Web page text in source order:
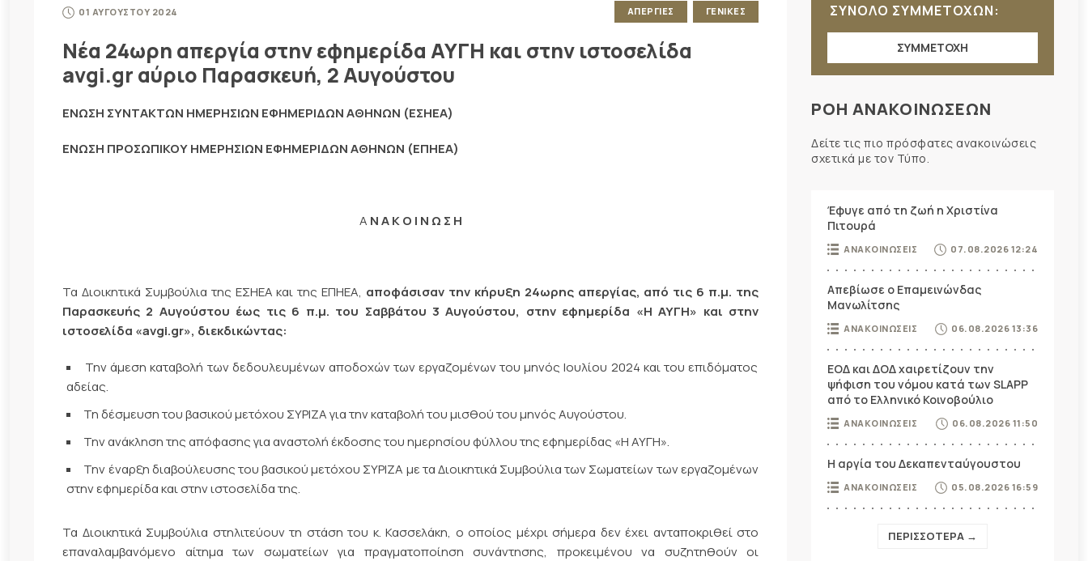
01 ΑΥΓΟΥΣΤΟΥ 2024 ΑΠΕΡΓΙΕΣ ΓΕΝΙΚΕΣ
Νέα 24ωρη απεργία στην εφημερίδα ΑΥΓΗ και στην ιστοσελίδα
avgi.gr αύριο Παρασκευή, 2 Αυγούστου
ΕΝΩΣΗ ΣΥΝΤΑΚΤΩΝ ΗΜΕΡΗΣΙΩΝ ΕΦΗΜΕΡΙΔΩΝ ΑΘΗΝΩΝ (ΕΣΗΕΑ)
ΕΝΩΣΗ ΠΡΟΣΩΠΙΚΟΥ ΗΜΕΡΗΣΙΩΝ ΕΦΗΜΕΡΙΔΩΝ ΑΘΗΝΩΝ (ΕΠΗΕΑ)
Α Ν Α Κ Ο Ι Ν Ω Σ Η
Τα Διοικητικά Συμβούλια της ΕΣΗΕΑ και της ΕΠΗΕΑ, αποφάσισαν την κήρυξη 24ωρης απεργίας, από τις 6 π.μ. της
Παρασκευής 2 Αυγούστου έως τις 6 π.μ. του Σαββάτου 3 Αυγούστου, στην εφημερίδα «Η ΑΥΓΗ» και στην
ιστοσελίδα «avgi.gr», διεκδικώντας:
Την άμεση καταβολή των δεδουλευμένων αποδοχών των εργαζομένων του μηνός Ιουλίου 2024 και του επιδόματος
αδείας.
Τη δέσμευση του βασικού μετόχου ΣΥΡΙΖΑ για την καταβολή του μισθού του μηνός Αυγούστου.
Την ανάκληση της απόφασης για αναστολή έκδοσης του ημερησίου φύλλου της εφημερίδας «Η ΑΥΓΗ».
Την έναρξη διαβούλευσης του βασικού μετόχου ΣΥΡΙΖΑ με τα Διοικητικά Συμβούλια των Σωματείων των εργαζομένων
στην εφημερίδα και στην ιστοσελίδα της.
Τα Διοικητικά Συμβούλια στηλιτεύουν τη στάση του κ. Κασσελάκη, ο οποίος μέχρι σήμερα δεν έχει ανταποκριθεί στο
επαναλαμβανόμενο αίτημα των σωματείων για πραγματοποίηση συνάντησης, προκειμένου να συζητηθούν οι
ΣΥΝΟΛΟ ΣΥΜΜΕΤΟΧΩΝ:
ΣΥΜΜΕΤΟΧΗ
ΡΟΗ ΑΝΑΚΟΙΝΩΣΕΩΝ
Δείτε τις πιο πρόσφατες ανακοινώσεις
σχετικά με τον Τύπο.
Έφυγε από τη ζωή η Χριστίνα
Πιτουρά
ΑΝΑΚΟΙΝΩΣΕΙΣ 07.08.2026 12:24
Απεβίωσε ο Επαμεινώνδας
Μανωλίτσης
ΑΝΑΚΟΙΝΩΣΕΙΣ 06.08.2026 13:36
ΕΟΔ και ΔΟΔ χαιρετίζουν την
ψήφιση του νόμου κατά των SLAPP
από το Ελληνικό Κοινοβούλιο
ΑΝΑΚΟΙΝΩΣΕΙΣ 06.08.2026 11:50
Η αργία του Δεκαπενταύγουστου
ΑΝΑΚΟΙΝΩΣΕΙΣ 05.08.2026 16:59
ΠΕΡΙΣΣΟΤΕΡΑ →